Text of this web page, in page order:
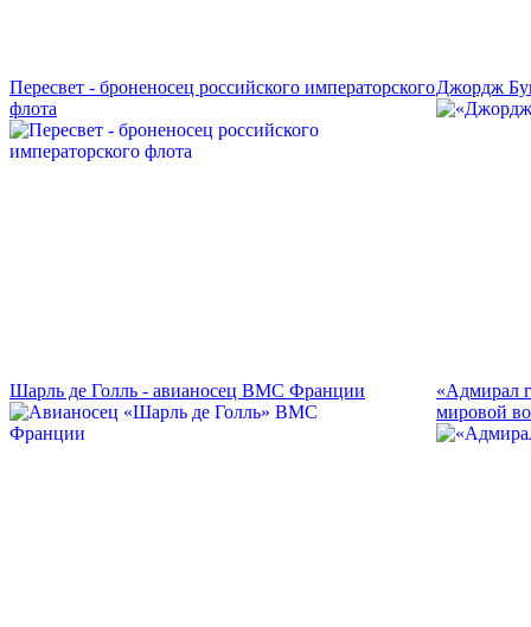
Пересвет - броненосец российского императорского
флота
Джордж
Шарль де Голль - авианосец ВМС Франции
«Адмирал
мировой